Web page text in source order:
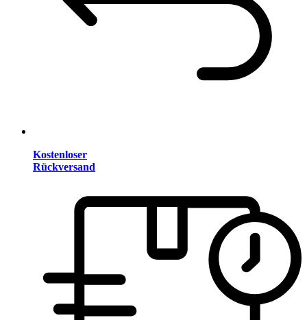
Kostenloser
Rückversand